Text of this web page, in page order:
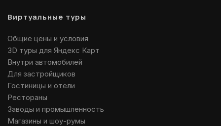
Виртуальные туры
Общие цены и условия
3D туры для Яндекс Карт
Внутри автомобилей
Для застройщиков
Гостиницы и отели
Рестораны
Заводы и промышленность
Магазины и шоу-румы